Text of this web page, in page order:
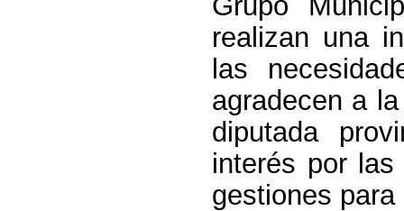
realizan una
las
agradecen a
diputada
interés por
gestiones